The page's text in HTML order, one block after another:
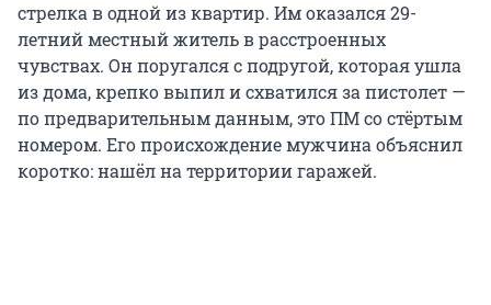
стрелка в одной из квартир. Им оказался 29-
летний местный житель в расстроенных
чувствах. Он поругался с подругой, которая ушла
из дома, крепко выпил и схватился за пистолет —
по предварительным данным, это ПМ со стёртым
номером. Его происхождение мужчина объяснил
коротко: нашёл на территории гаражей.